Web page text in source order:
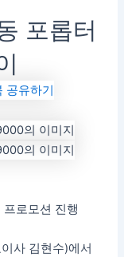
포롭터
로모션 진행
사 김현수)에서